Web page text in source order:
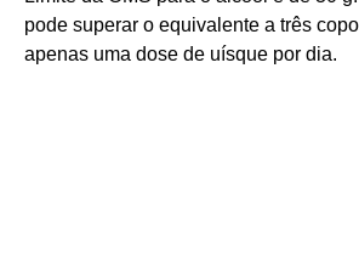
pode superar o equivalente a três
apenas uma dose de uísque por dia.